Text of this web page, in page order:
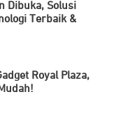
Dibuka, Solusi
Terbaik &
Royal Plaza,